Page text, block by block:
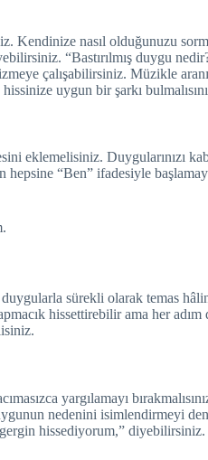
Kendinize nasıl olduğunuzu
“Bastırılmış duygu
çalışabilirsiniz. Müzikle
uygun bir şarkı
eklemelisiniz. Duygularınızı
“Ben” ifadesiyle
sürekli olarak temas
hissettirebilir ama her
yargılamayı
nedenini isimlendirmeyi
hissediyorum,” diyebilirsiniz.